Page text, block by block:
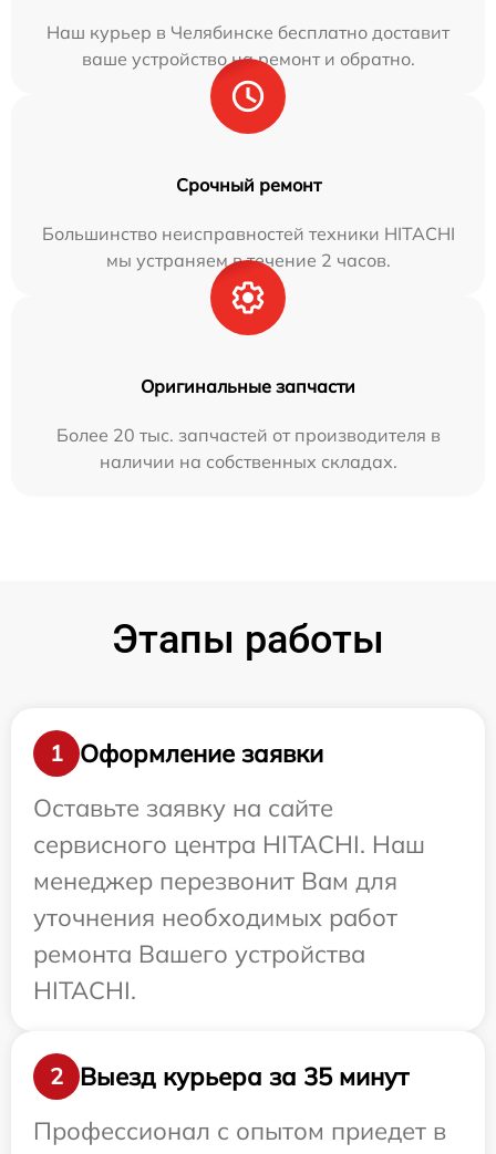
Наш курьер в Челябинске бесплатно доставит
ваше устройство на ремонт и обратно.
Срочный ремонт
Большинство неисправностей техники HITACHI
мы устраняем в течение 2 часов.
Оригинальные запчасти
Более 20 тыс. запчастей от производителя в
наличии на собственных складах.
Этапы работы
1
Оформление заявки
Оставьте заявку на сайте
сервисного центра HITACHI. Наш
менеджер перезвонит Вам для
уточнения необходимых работ
ремонта Вашего устройства
HITACHI.
2
Выезд курьера за 35 минут
Профессионал с опытом приедет в